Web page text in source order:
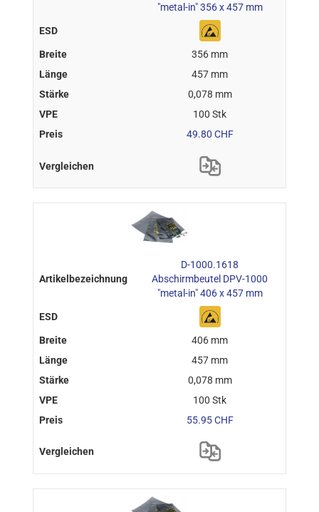
"metal-in" 356 x 457 mm
356 mm
457 mm
0,078 mm
100 Stk
49.80 CHF
D-1000.1618
Abschirmbeutel DPV-1000
"metal-in" 406 x 457 mm
406 mm
457 mm
0,078 mm
100 Stk
55.95 CHF